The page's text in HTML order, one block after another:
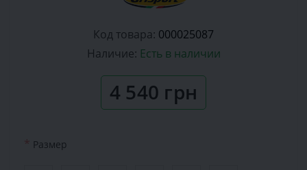
Код товара: 000025087
Наличие: Есть в наличии
4 540 грн
* Размер